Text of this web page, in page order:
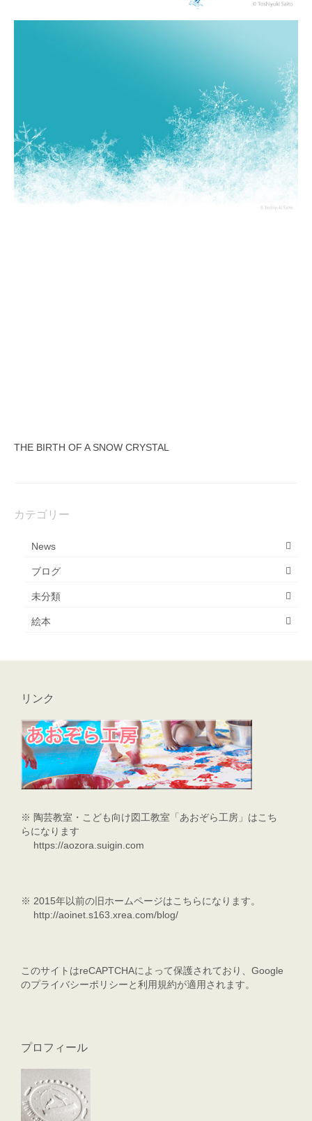
THE BIRTH OF A SNOW CRYSTAL
カテゴリー
News
ブログ
未分類
絵本
リンク
※ 陶芸教室・こども向け図工教室「あおぞら工房」はこち
らになります
https://aozora.suigin.com
※ 2015年以前の旧ホームページはこちらになります。
http://aoinet.s163.xrea.com/blog/
このサイトはreCAPTCHAによって保護されており、Google
のプライバシーポリシーと利用規約が適用されます。
プロフィール